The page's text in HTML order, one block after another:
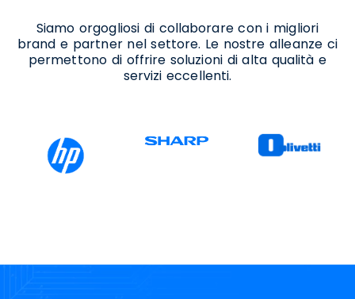
Consulenza Data Center Benevento
Consulenza Disaster Recovery Benevento
Consulenza Hosting Benevento
Consulenza Server Benevento
Realizzazione Piattaforme Cloud Benevento
Servizi Backup Benevento
Servizi Cloud Benevento
Servizi Server Benevento
Siamo orgogliosi di collaborare con i migliori
brand e partner nel settore. Le nostre alleanze ci
permettono di offrire soluzioni di alta qualità e
servizi eccellenti.